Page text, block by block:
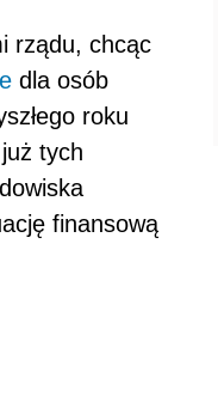
rządu, chcąc
dla osób
roku
tych
finansową